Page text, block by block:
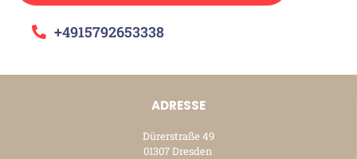
+4915792653338
ADRESSE
Dürerstraße 49
01307 Dresden